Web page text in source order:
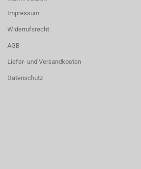
Impressum
Widerrufsrecht
AGB
Liefer- und Versandkosten
Datenschutz